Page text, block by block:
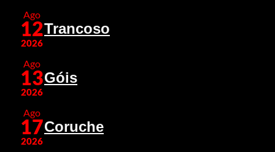
Ago
12
2026
Trancoso
Ago
13
2026
Góis
Ago
17
2026
Coruche